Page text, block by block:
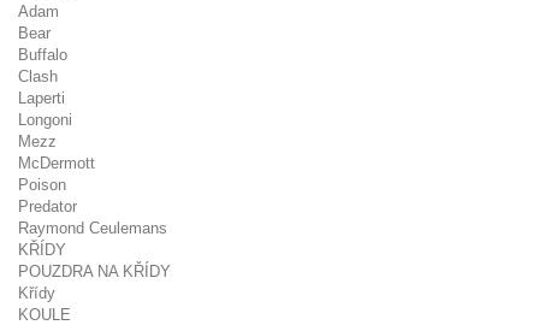
Adam
Bear
Buffalo
Clash
Laperti
Longoni
Mezz
McDermott
Poison
Predator
Raymond Ceulemans
KŘÍDY
POUZDRA NA KŘÍDY
Křídy
KOULE